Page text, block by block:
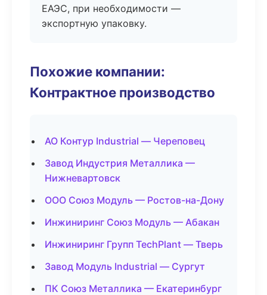
ЕАЭС, при необходимости —
экспортную упаковку.
Похожие компании:
Контрактное производство
АО Контур Industrial — Череповец
Завод Индустрия Металлика —
Нижневартовск
ООО Союз Модуль — Ростов-на-Дону
Инжиниринг Союз Модуль — Абакан
Инжиниринг Групп TechPlant — Тверь
Завод Модуль Industrial — Сургут
ПК Союз Металлика — Екатеринбург